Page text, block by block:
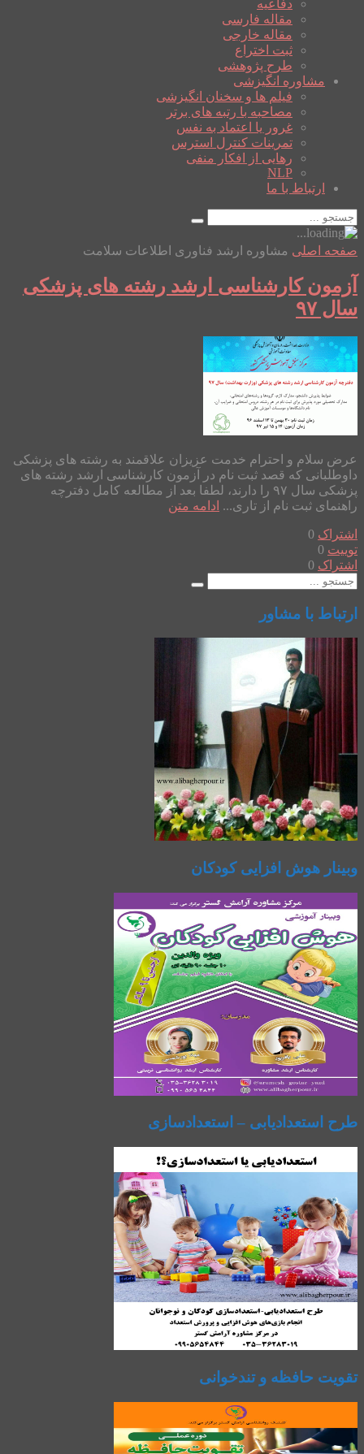
دفاعیه
مقاله فارسی
مقاله خارجی
ثبت اختراع
طرح پژوهشی
مشاوره انگیزشی
فیلم ها و سخنان انگیزشی
مصاحبه با رتبه های برتر
غرور یا اعتماد به نفس
تمرینات کنترل استرس
رهایی از افکار منفی
NLP
ارتباط با ما
صفحه اصلی مشاوره ارشد فناوری اطلاعات سلامت
آزمون کارشناسی ارشد رشته های پزشکی
سال ۹۷
عرض سلام و احترام خدمت عزیزان علاقمند به رشته های پزشکی
داوطلبانی که قصد ثبت نام در آزمون کارشناسی ارشد رشته های
پزشکی سال ۹۷ را دارند، لطفا بعد از مطالعه کامل دفترچه
راهنمای ثبت نام از تاری... ادامه متن
اشتراک 0
توییت 0
اشتراک 0
ارتباط با مشاور
وبینار هوش افزایی کودکان
طرح استعدادیابی – استعدادسازی
تقویت حافظه و تندخوانی